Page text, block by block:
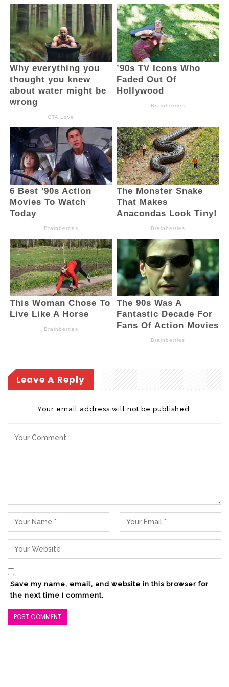
memenangkan perkara tersebut dan
menjadi pengelola sah lahan dan bangunan
tersebut. (And)
Leave A Reply
Your email address will not be published.
Save my name, email, and website in this browser for
the next time I comment.